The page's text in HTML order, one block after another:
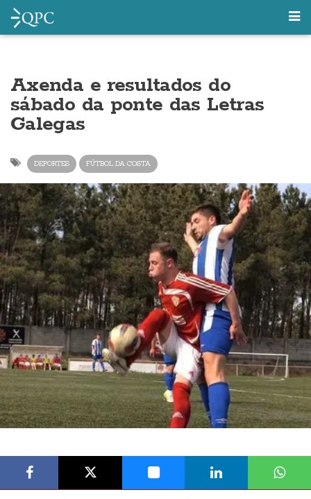
Axenda e resultados do
sábado da ponte das Letras
Galegas
DEPORTES FÚTBOL DA COSTA